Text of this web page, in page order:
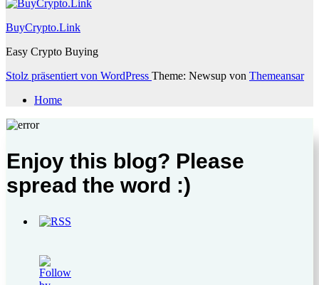
BuyCrypto.Link
Easy Crypto Buying
Stolz präsentiert von WordPress Theme: Newsup von Themeansar
Home
Enjoy this blog? Please
spread the word :)